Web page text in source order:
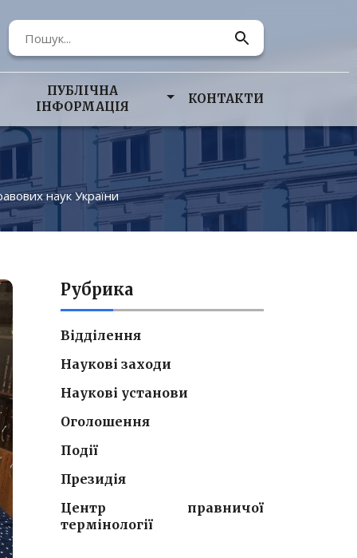
ПУБЛІЧНА
ІНФОРМАЦІЯ
КОНТАКТИ
наук України
Рубрика
Відділення
Наукові заходи
Наукові установи
Оголошення
Події
Президія
Центр правничої
термінології